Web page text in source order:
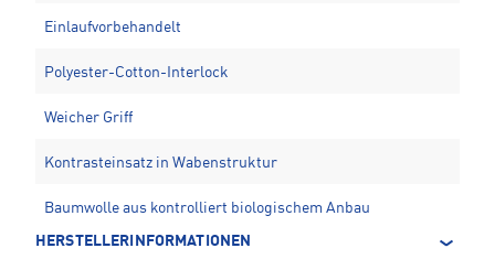
Einlaufvorbehandelt
Polyester-Cotton-Interlock
Weicher Griff
Kontrasteinsatz in Wabenstruktur
Baumwolle aus kontrolliert biologischem Anbau
HERSTELLERINFORMATIONEN